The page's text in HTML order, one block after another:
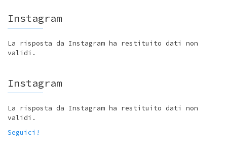
Instagram
La risposta da Instagram ha restituito dati non
validi.
Instagram
La risposta da Instagram ha restituito dati non
validi.
Seguici!